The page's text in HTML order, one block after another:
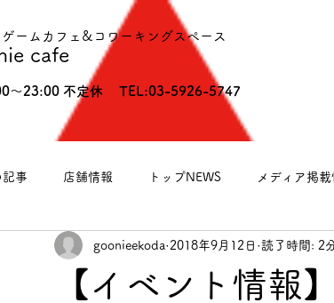
cafe
ゲームカフェ&コワーキングスペース
〜23:00 不定休 TEL:03-5926-5747
記事 店舗情報 トップNEWS メディア掲載
江古田ランチ情報 イベント 営業のお知らせ
【イベント情報
goonieekoda 2018年9月12日 読了時間: 2